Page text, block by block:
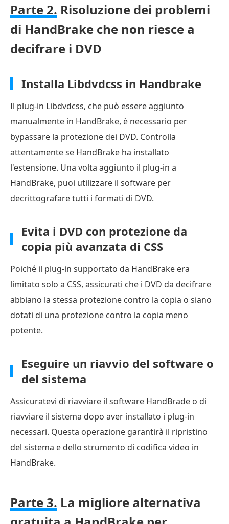
Parte 2. Risoluzione dei problemi
di HandBrake che non riesce a
decifrare i DVD
Installa Libdvdcss in Handbrake
Il plug-in Libdvdcss, che può essere aggiunto
manualmente in HandBrake, è necessario per
bypassare la protezione dei DVD. Controlla
attentamente se HandBrake ha installato
l'estensione. Una volta aggiunto il plug-in a
HandBrake, puoi utilizzare il software per
decrittografare tutti i formati di DVD.
Evita i DVD con protezione da
copia più avanzata di CSS
Poiché il plug-in supportato da HandBrake era
limitato solo a CSS, assicurati che i DVD da decifrare
abbiano la stessa protezione contro la copia o siano
dotati di una protezione contro la copia meno
potente.
Eseguire un riavvio del software o
del sistema
Assicuratevi di riavviare il software HandBrade o di
riavviare il sistema dopo aver installato i plug-in
necessari. Questa operazione garantirà il ripristino
del sistema e dello strumento di codifica video in
HandBrake.
Parte 3. La migliore alternativa